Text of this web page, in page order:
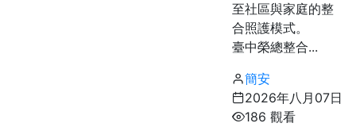
至社區與家庭的整
合照護模式。
臺中榮總整合...
簡安
2026年八月07日
186 觀看